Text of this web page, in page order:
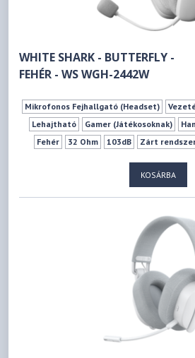
WHITE SHARK - BUTTERFLY -
FEHÉR - WS WGH-2442W
Mikrofonos Fejhallgató (Headset)
Lehajtható
Gamer (Játékosoknak)
Fehér
32 Ohm 103dB Zárt
KOSÁRBA